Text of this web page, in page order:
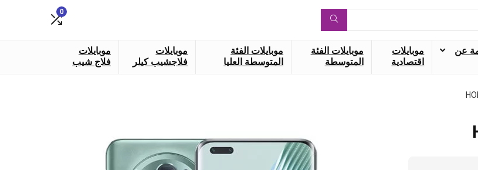
0
عن
موبايلات
اقتصادية
موبايلات الفئة
المتوسطة
موبايلات الفئة
المتوسطة العليا
موبايلات
فلاجشيب كيلر
موبايلات
فلاج شيب